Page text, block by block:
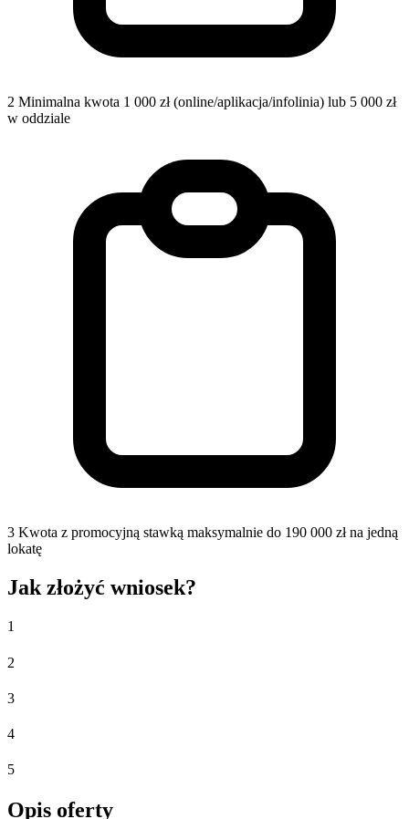
2 Minimalna kwota 1 000 zł (online/aplikacja/infolinia) lub 5 000 zł
w oddziale
3 Kwota z promocyjną stawką maksymalnie do 190 000 zł na jedną
lokatę
Jak złożyć wniosek?
1
2
3
4
5
Opis oferty